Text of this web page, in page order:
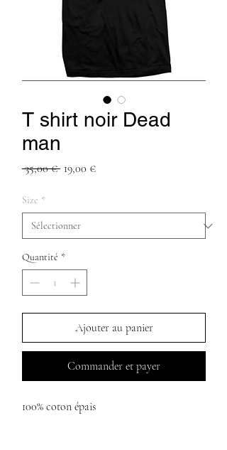
T shirt noir Dead
man
35,00 € Prix
19,00 €Prix
Size *
Quantité *
Ajouter au panier
Commander et payer
100% coton épais